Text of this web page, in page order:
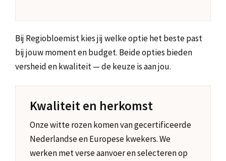
Bij Regiobloemist kies jij welke optie het beste past
bij jouw moment en budget. Beide opties bieden
versheid en kwaliteit — de keuze is aan jou.
Kwaliteit en herkomst
Onze witte rozen komen van gecertificeerde
Nederlandse en Europese kwekers. We
werken met verse aanvoer en selecteren op